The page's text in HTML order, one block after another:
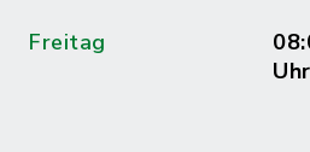
Freitag
Uhr